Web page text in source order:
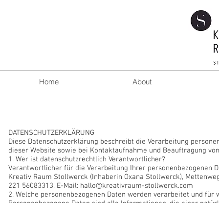
Home About
DATENSCHUTZERKLÄRUNG
Diese Datenschutzerklärung beschreibt die Verarbeitung
dieser Website sowie bei Kontaktaufnahme und Beauftragung
1. Wer ist datenschutzrechtlich Verantwortlicher?
Verantwortlicher für die Verarbeitung Ihrer personenbezogenen
Kreativ Raum Stollwerck (Inhaberin Oxana Stollwerck),
221 56083313, E-Mail: hallo@kreativraum-stollwerck.com
2. Welche personenbezogenen Daten werden verarbeitet und für